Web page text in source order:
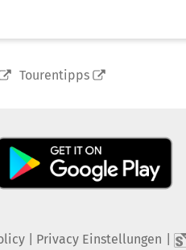
Tourentipps
| Privacy Einstellungen